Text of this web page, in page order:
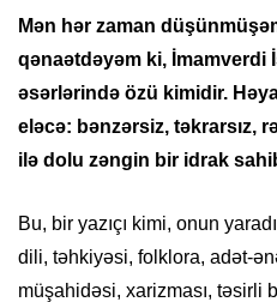
Mən hər zaman
qənaətdəyəm ki, İmamverdi
əsərlərində özü kimidir.
eləcə: bənzərsiz, təkrarsız,
ilə dolu zəngin bir idrak
Bu, bir yazıçı kimi, onun
dili, təhkiyəsi, folklora, adət-
müşahidəsi, xarizması, təsirli